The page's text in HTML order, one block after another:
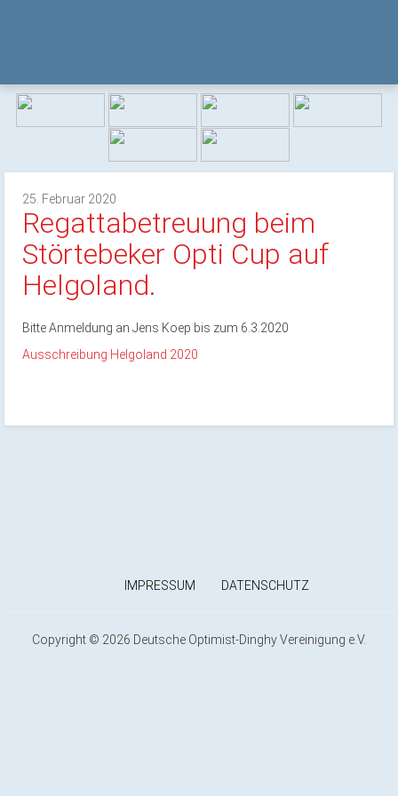
25. Februar 2020
Regattabetreuung beim
Störtebeker Opti Cup auf
Helgoland.
Bitte Anmeldung an Jens Koep bis zum 6.3.2020
Ausschreibung Helgoland 2020
IMPRESSUM DATENSCHUTZ
Copyright © 2026 Deutsche Optimist-Dinghy Vereinigung e.V.